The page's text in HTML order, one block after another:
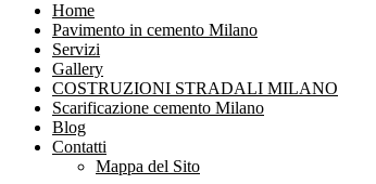
COSTRUZIONI STRADALI MILANO
Impresa leader nelle costruzioni stradali Milano
Home
Pavimento in cemento Milano
Servizi
Gallery
COSTRUZIONI STRADALI MILANO
Scarificazione cemento Milano
Blog
Contatti
Mappa del Sito